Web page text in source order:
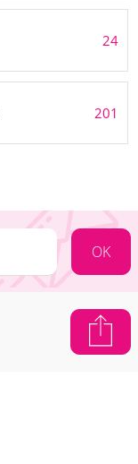
24
201
OK